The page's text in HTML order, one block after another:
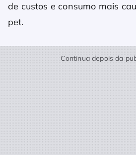
de custos e consumo mais
pet.
Continua depois da